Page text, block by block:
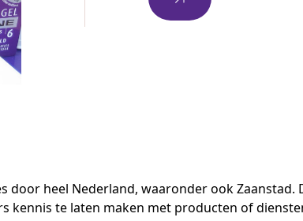
door heel Nederland, waaronder ook
te laten maken met producten of